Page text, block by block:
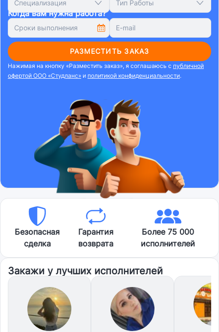
Специализация Тип Работы
Когда вам нужна работа?
РАЗМЕСТИТЬ ЗАКАЗ
Нажимая на кнопку «Разместить заказ», я соглашаюсь с публичной
офертой ООО «Студланс» и политикой конфиденциальности.
Безопасная
сделка
Гарантия
возврата
Более 75 000
исполнителей
Закажи у лучших исполнителей